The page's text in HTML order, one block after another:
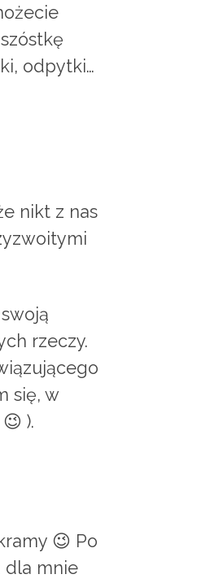
odpytki…
nikt z nas
rzeczy.
się, w
).
😉 Po
dla mnie